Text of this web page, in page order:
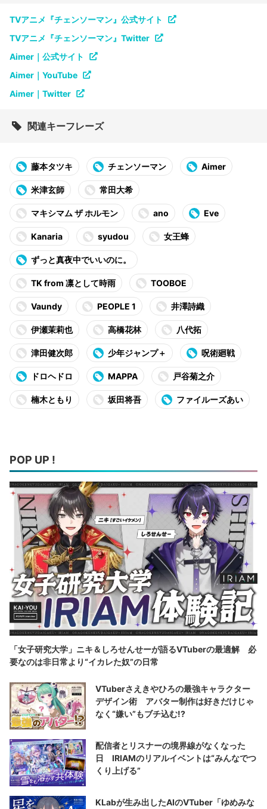
TVアニメ『チェンソーマン』公式サイト
TVアニメ『チェンソーマン』Twitter
Aimer｜公式サイト
Aimer｜YouTube
Aimer｜Twitter
関連キーフレーズ
藤本タツキ チェンソーマン Aimer
米津玄師 常田大希
マキシマム ザ ホルモン ano Eve
Kanaria syudou 女王蜂
ずっと真夜中でいいのに。
TK from 凛として時雨 TOOBOE
Vaundy PEOPLE 1 井澤詩織
伊瀬茉莉也 高橋花林 八代拓
津田健次郎 少年ジャンプ＋ 呪術廻戦
ドロヘドロ MAPPA 戸谷菊之介
楠木ともり 坂田将吾 ファイルーズあい
POP UP !
「女子研究大学」ニキ＆しろせんせーが語るVTuberの最適解 必
要なのは非日常より“イカレた奴”の日常
VTuberさえきやひろの最強キャラクター
デザイン術 アバター制作は好きだけじゃ
なく“嫌い”もブチ込む!?
配信者とリスナーの境界線がなくなった
日 IRIAMのリアルイベントは“みんなでつ
くり上げる”
KLabが生み出したAIのVTuber「ゆめみな